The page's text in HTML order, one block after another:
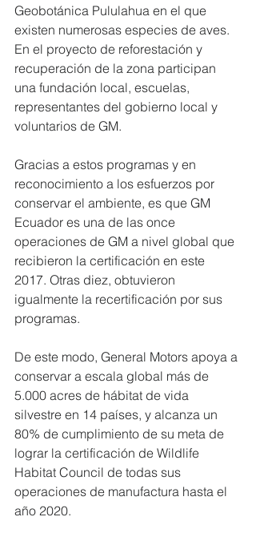
Geobotánica Pululahua en el que
existen numerosas especies de aves.
En el proyecto de reforestación y
recuperación de la zona participan
una fundación local, escuelas,
representantes del gobierno local y
voluntarios de GM.
Gracias a estos programas y en
reconocimiento a los esfuerzos por
conservar el ambiente, es que GM
Ecuador es una de las once
operaciones de GM a nivel global que
recibieron la certificación en este
2017. Otras diez, obtuvieron
igualmente la recertificación por sus
programas.
De este modo, General Motors apoya a
conservar a escala global más de
5.000 acres de hábitat de vida
silvestre en 14 países, y alcanza un
80% de cumplimiento de su meta de
lograr la certificación de Wildlife
Habitat Council de todas sus
operaciones de manufactura hasta el
año 2020.